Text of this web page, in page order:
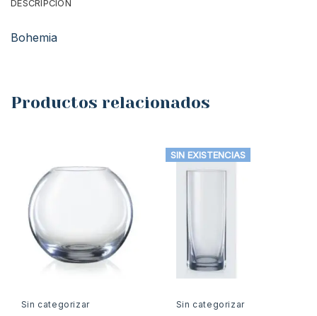
DESCRIPCIÓN
Bohemia
Productos relacionados
Sin categorizar
SIN EXISTENCIAS
Sin categorizar